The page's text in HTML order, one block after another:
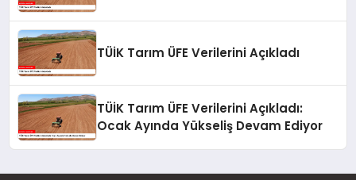
TÜİK Tarım ÜFE Verilerini Açıkladı
TÜİK Tarım ÜFE Verilerini Açıkladı:
Ocak Ayında Yükseliş Devam Ediyor